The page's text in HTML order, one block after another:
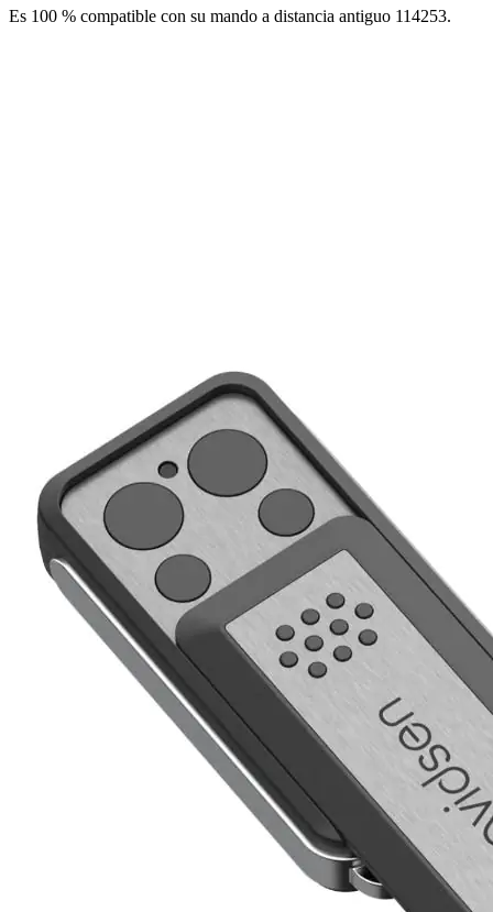
Es 100 % compatible con su mando a distancia antiguo 114253.